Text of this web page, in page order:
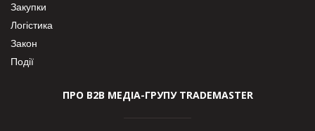
Закупки
Логістика
Закон
Події
ПРО В2В МЕДІА-ГРУПУ TRADEMASTER